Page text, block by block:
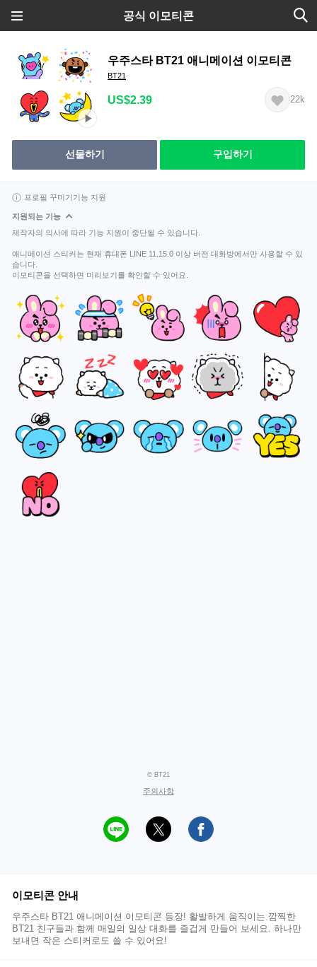
공식 이모티콘
우주스타 BT21 애니메이션 이모티콘
BT21
US$2.39 22k
선물하기 구입하기
프로필 꾸미기기능 지원
지원되는 기능
제작자의 의사에 따라 기능 지원이 중단될 수 있습니다.
애니메이션 스티커는 현재 휴대폰 LINE 11.15.0 이상 버전 대화방에서만 사용할 수 있
습니다.
이모티콘을 선택하면 미리보기를 확인할 수 있어요.
© BT21
주의사항
이모티콘 안내
우주스타 BT21 애니메이션 이모티콘 등장! 활발하게 움직이는 깜찍한
BT21 친구들과 함께 매일의 일상 대화를 즐겁게 만들어 보세요. 하나만
보내면 작은 스티커로도 쓸 수 있어요!